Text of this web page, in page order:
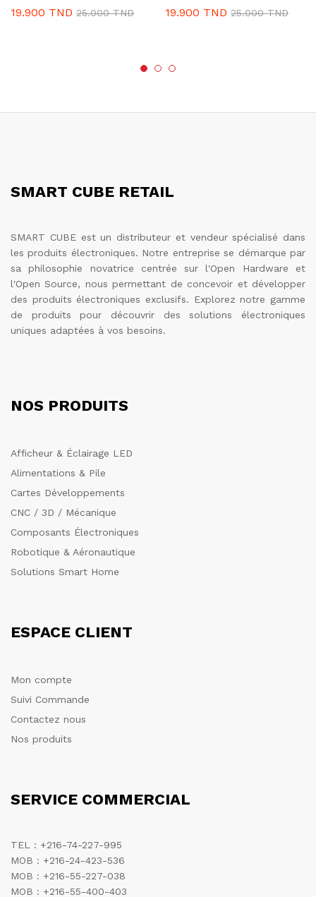
19.900 TND 25.000TND 19.900 TND 25.000TND
SMART CUBE RETAIL
SMART CUBE est un distributeur et vendeur spécialisé dans
les produits électroniques. Notre entreprise se démarque par
sa philosophie novatrice centrée sur l'Open Hardware et
l'Open Source, nous permettant de concevoir et développer
des produits électroniques exclusifs. Explorez notre gamme
de produits pour découvrir des solutions électroniques
uniques adaptées à vos besoins.
NOS PRODUITS
Afficheur & Éclairage LED
Alimentations & Pile
Cartes Développements
CNC / 3D / Mécanique
Composants Électroniques
Robotique & Aéronautique
Solutions Smart Home
ESPACE CLIENT
Mon compte
Suivi Commande
Contactez nous
Nos produits
SERVICE COMMERCIAL
TEL : +216-74-227-995
MOB : +216-24-423-536
MOB : +216-55-227-038
MOB : +216-55-400-403